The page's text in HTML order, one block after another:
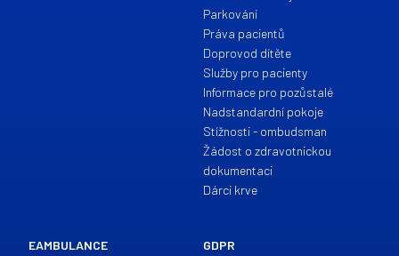
Parkování
Práva pacientů
Doprovod dítěte
Služby pro pacienty
Informace pro pozůstalé
Nadstandardní pokoje
Stížnosti - ombudsman
Žádost o zdravotnickou
dokumentaci
Dárci krve
EAMBULANCE
GDPR